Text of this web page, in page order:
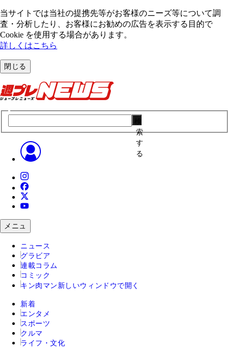
当サイトでは当社の提携先等がお客様のニーズ等について調
査・分析したり、お客様にお勧めの広告を表⽰する⽬的で
Cookie を使⽤する場合があります。
詳しくはこちら
閉じる
索
す
る
メニュ
ニュース
グラビア
連載コラム
コミック
キン肉マン 新しいウィンドウで開く
新着
エンタメ
スポーツ
クルマ
ライフ・文化